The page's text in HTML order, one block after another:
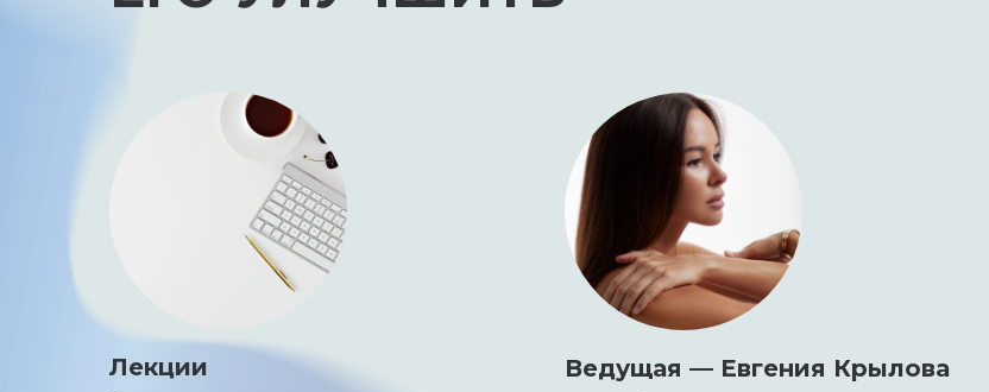
Лекции
Ведущая — Евгения Крылова